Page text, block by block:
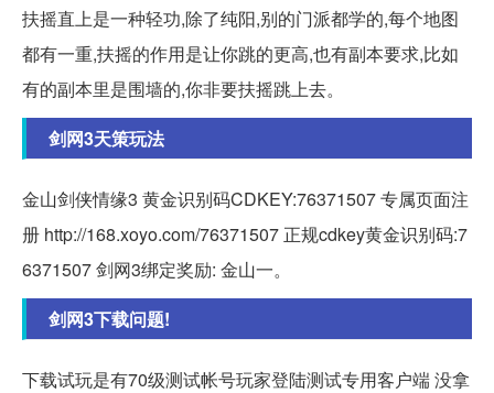
扶摇直上是一种轻功,除了纯阳,别的门派都学的,每个地图
都有一重,扶摇的作用是让你跳的更高,也有副本要求,比如
有的副本里是围墙的,你非要扶摇跳上去。
剑网3天策玩法
金山剑侠情缘3 黄金识别码CDKEY:76371507 专属页面注
册 http://168.xoyo.com/76371507 正规cdkey黄金识别码:7
6371507 剑网3绑定奖励: 金山一。
剑网3下载问题!
下载试玩是有70级测试帐号玩家登陆测试专用客户端 没拿